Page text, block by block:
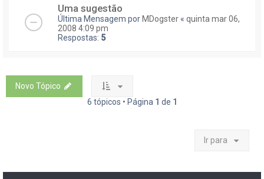
Uma sugestão
Última Mensagem por MDogster « quinta mar 06,
2008 4:09 pm
Respostas: 5
Novo Tópico
6 tópicos • Página 1 de 1
Ir para